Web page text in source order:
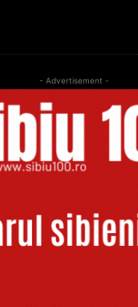
- Advertisement -